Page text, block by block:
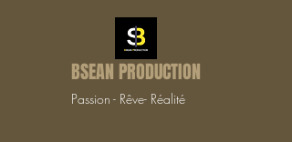
BSEAN PRODUCTION
Passion - Rêve- Réalité